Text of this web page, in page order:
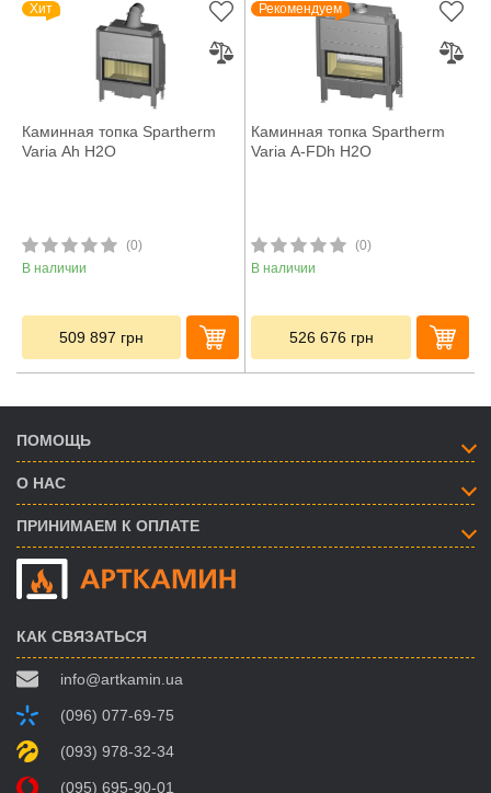
Хит
Каминная топка Spartherm
Varia Ah H2O
(0)
В наличии
509 897 грн
Рекомендуем
Каминная топка Spartherm
Varia A-FDh H2O
(0)
В наличии
526 676 грн
ПОМОЩЬ
О НАС
ПРИНИМАЕМ К ОПЛАТЕ
КАК СВЯЗАТЬСЯ
info@artkamin.ua
(096) 077-69-75
(093) 978-32-34
(095) 695-90-01